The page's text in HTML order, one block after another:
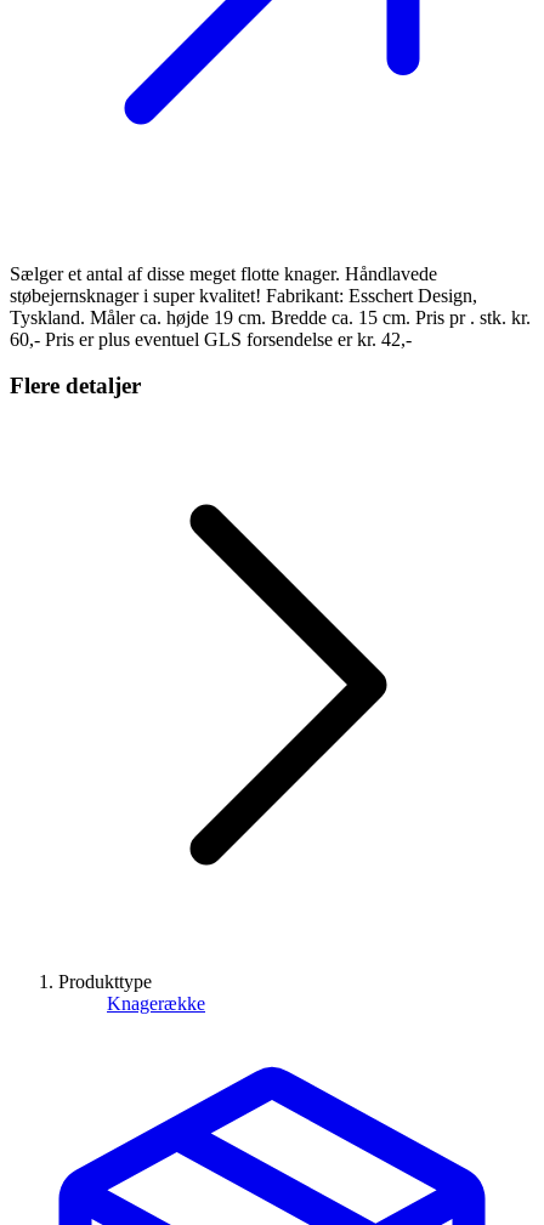
Sælger et antal af disse meget flotte knager. Håndlavede
støbejernsknager i super kvalitet! Fabrikant: Esschert Design,
Tyskland. Måler ca. højde 19 cm. Bredde ca. 15 cm. Pris pr . stk. kr.
60,- Pris er plus eventuel GLS forsendelse er kr. 42,-
Flere detaljer
Produkttype
Knagerække